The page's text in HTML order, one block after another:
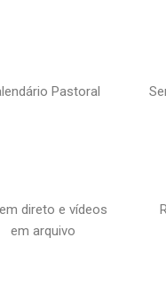
Pastoral
direto e vídeos
em arquivo